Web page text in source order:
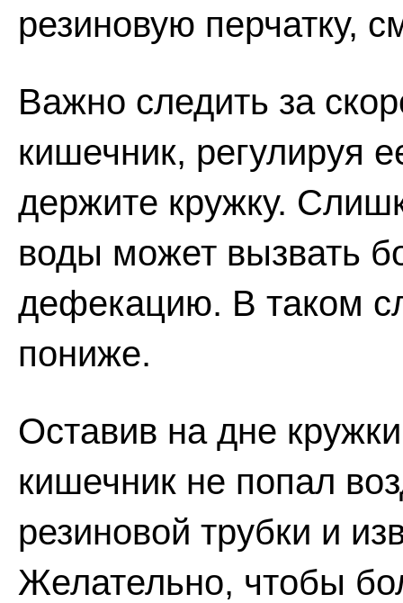
резиновую перчатку,
Важно следить за
кишечник, регулируя
держите кружку.
воды может вызвать
дефекацию. В таком
пониже.
Оставив на дне
кишечник не попал
резиновой трубки и
Желательно, чтобы